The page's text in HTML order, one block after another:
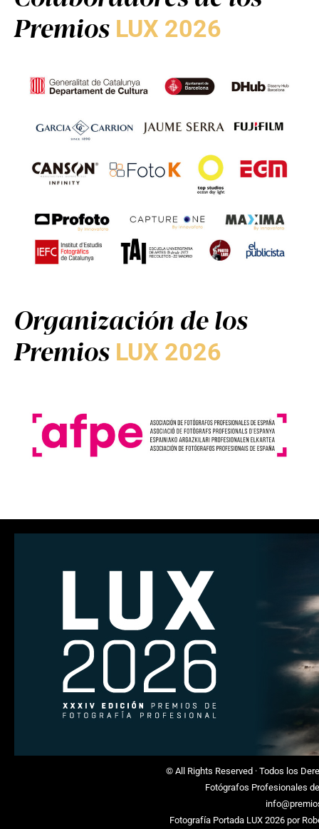
Premios LUX 2026
Organización de los
Premios LUX 2026
© All Rights Reserved · Todos los
Fotógrafos Profesionales
Fotografía Portada LUX 2026 por